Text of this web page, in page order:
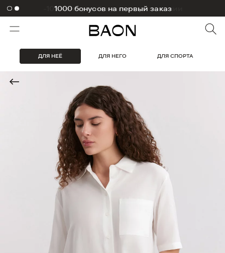
-10% на первый заказ в приложении
ДЛЯ НЕЁ ДЛЯ НЕГО ДЛЯ СПОРТА